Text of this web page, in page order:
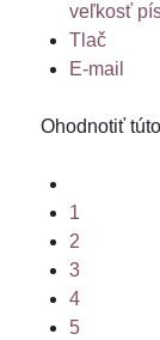
veľkosť
Tlač
E-mail
Ohodnotiť
1
2
3
4
5